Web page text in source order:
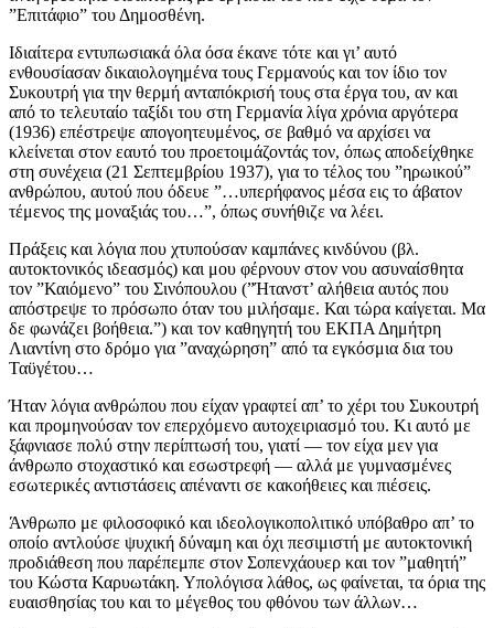
”Επιτάφιο” του Δημοσθένη.
Ιδιαίτερα εντυπωσιακά όλα όσα έκανε τότε και γι’ αυτό
ενθουσίασαν δικαιολογημένα τους Γερμανούς και τον ίδιο τον
Συκουτρή για την θερμή ανταπόκρισή τους στα έργα του, αν και
από το τελευταίο ταξίδι του στη Γερμανία λίγα χρόνια αργότερα
(1936) επέστρεψε απογοητευμένος, σε βαθμό να αρχίσει να
κλείνεται στον εαυτό του προετοιμάζοντάς τον, όπως αποδείχθηκε
στη συνέχεια (21 Σεπτεμβρίου 1937), για το τέλος του ”ηρωικού”
ανθρώπου, αυτού που όδευε ”…υπερήφανος μέσα εις το άβατον
τέμενος της μοναξιάς του…”, όπως συνήθιζε να λέει.
Πράξεις και λόγια που χτυπούσαν καμπάνες κινδύνου (βλ.
αυτοκτονικός ιδεασμός) και μου φέρνουν στον νου ασυναίσθητα
τον ”Καιόμενο” του Σινόπουλου (”Ήτανστ’ αλήθεια αυτός που
απόστρεψε το πρόσωπο όταν του μιλήσαμε. Και τώρα καίγεται. Μα
δε φωνάζει βοήθεια.”) και τον καθηγητή του ΕΚΠΑ Δημήτρη
Λιαντίνη στο δρόμο για ”αναχώρηση” από τα εγκόσμια δια του
Ταϋγέτου…
Ήταν λόγια ανθρώπου που είχαν γραφτεί απ’ το χέρι του Συκουτρή
και προμηνούσαν τον επερχόμενο αυτοχειριασμό του. Κι αυτό με
ξάφνιασε πολύ στην περίπτωσή του, γιατί — τον είχα μεν για
άνθρωπο στοχαστικό και εσωστρεφή — αλλά με γυμνασμένες
εσωτερικές αντιστάσεις απέναντι σε κακοήθειες και πιέσεις.
Άνθρωπο με φιλοσοφικό και ιδεολογικοπολιτικό υπόβαθρο απ’ το
οποίο αντλούσε ψυχική δύναμη και όχι πεσιμιστή με αυτοκτονική
προδιάθεση που παρέπεμπε στον Σοπενχάουερ και τον ”μαθητή”
του Κώστα Καρυωτάκη. Υπολόγισα λάθος, ως φαίνεται, τα όρια της
ευαισθησίας του και το μέγεθος του φθόνου των άλλων…